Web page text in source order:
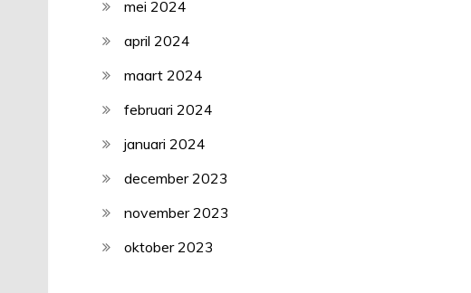
mei 2024
april 2024
maart 2024
februari 2024
januari 2024
december 2023
november 2023
oktober 2023